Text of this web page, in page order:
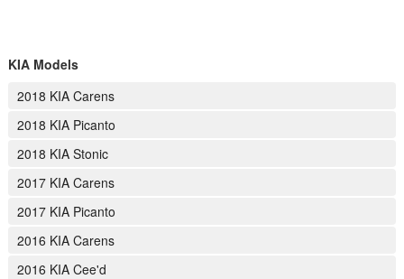
KIA Models
2018 KIA Carens
2018 KIA Picanto
2018 KIA Stonic
2017 KIA Carens
2017 KIA Picanto
2016 KIA Carens
2016 KIA Cee'd